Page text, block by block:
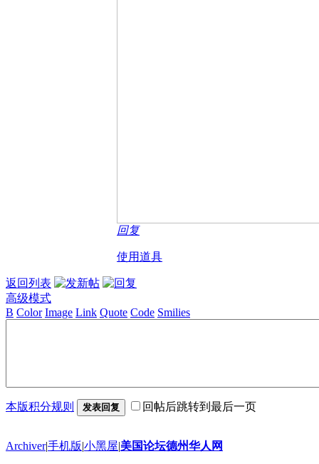
回复
使用道具
返回列表
高级模式
B Color Image Link Quote Code Smilies
本版积分规则 发表回复 回帖后跳转到最后一页
Archiver|手机版|小黑屋|美国论坛德州华人网